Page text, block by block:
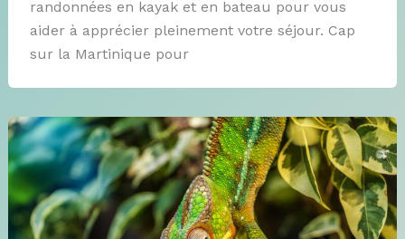
randonnées en kayak et en bateau pour vous
aider à apprécier pleinement votre séjour. Cap
sur la Martinique pour